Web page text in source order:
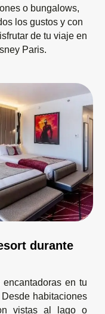
o bungalows,
los gustos y con
de tu viaje en
Paris.
durante
en tu
habitaciones
vistas al lago o